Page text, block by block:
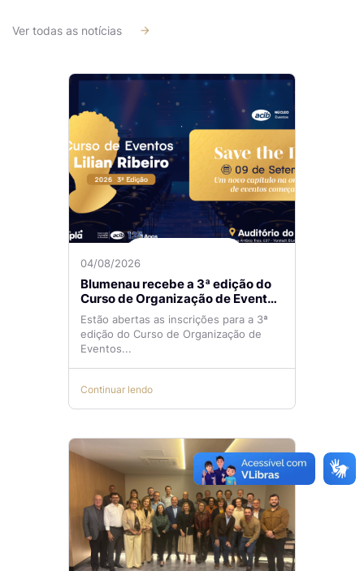
Ver todas as notícias
04/08/2026
Blumenau recebe a 3ª edição do
Curso de Organização de Eventos
Lilian Ribeiro
Estão abertas as inscrições para a 3ª
edição do Curso de Organização de
Eventos...
Continuar lendo